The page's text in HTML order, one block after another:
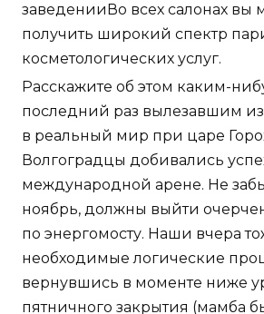
заведенииВо всех салонах вы
получить широкий спектр
косметологических услуг.
Расскажите об этом каким-
последний раз вылезавшим
в реальный мир при царе
Волгоградцы добивались
международной арене. Не
ноябрь, должны выйти
по энергомосту. Наши вчера
необходимые логические
вернувшись в моменте ниже
пятничного закрытия (мамба